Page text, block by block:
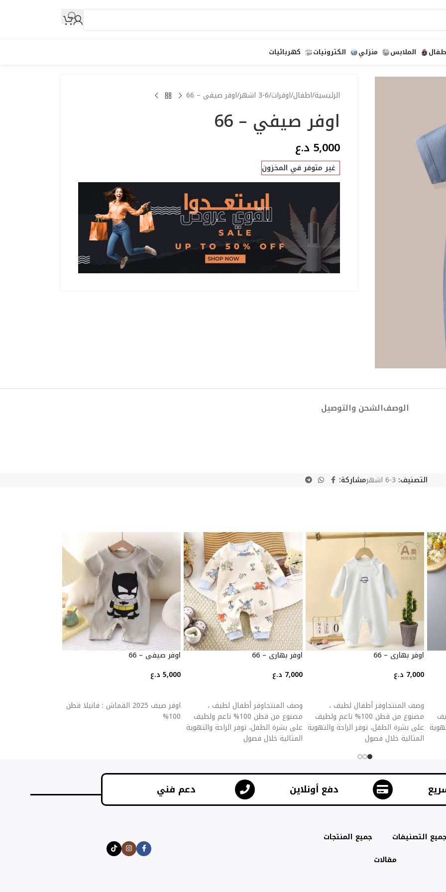
الملابس منزلي الكترونيات كهربائيات
الرئيسية اطفالاوفرات 3-6 اشهر اوفر صيفي – 66
اوفر صيفي – 66
5,000 د.ع
غير متوفر في المخزون
الوصفالشحن والتوصيل
التصنيف: 3-6 اشهر مشاركة:
اوفر بهاري – 66
7,000 د.ع
وصف المنتجاوفر أطفال لطيف ،
مصنوع من قطن 100% ناعم ولطيف
على بشرة الطفل، توفر الراحة والتهوية
المثالية خلال فصول
اوفر بهاري – 66
7,000 د.ع
وصف المنتجاوفر أطفال لطيف ،
مصنوع من قطن 100% ناعم ولطيف
على بشرة الطفل، توفر الراحة والتهوية
المثالية خلال فصول
اوفر صيفي – 66
5,000 د.ع
اوفر صيف 2025 القماش : فانيلا قطن
100%
دفع أونلاين دعم فني
جميع التصنيفات
جميع المنتجات
مقالات